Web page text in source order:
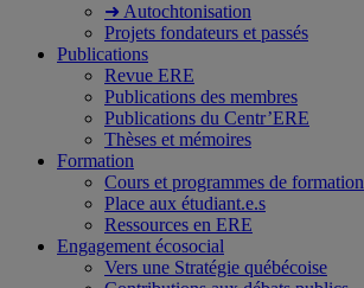
➜ Autochtonisation
Projets fondateurs et passés
Publications
Revue ERE
Publications des membres
Publications du Centr’ERE
Thèses et mémoires
Formation
Cours et programmes de formation
Place aux étudiant.e.s
Ressources en ERE
Engagement écosocial
Vers une Stratégie québécoise